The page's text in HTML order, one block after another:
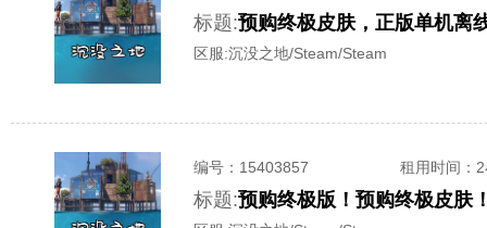
标题:预购终极皮肤，正版单机离
区服:沉没之地/Steam/Steam
编号： 15403857 租用时间 ：
标题:预购终极版！预购终极皮